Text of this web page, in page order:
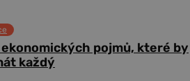
ekonomických pojmů, které by
každý